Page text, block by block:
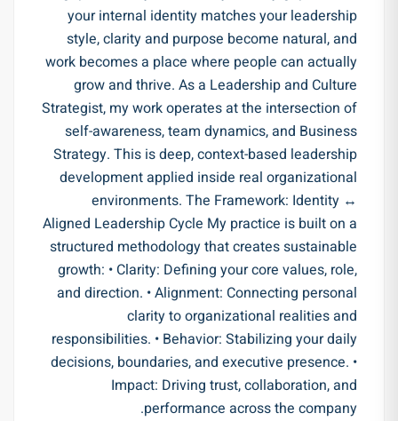
your internal identity matches your leadership
style, clarity and purpose become natural, and
work becomes a place where people can actually
grow and thrive. As a Leadership and Culture
Strategist, my work operates at the intersection of
self-awareness, team dynamics, and Business
Strategy. This is deep, context-based leadership
development applied inside real organizational
environments. The Framework: Identity ↔
Aligned Leadership Cycle My practice is built on a
structured methodology that creates sustainable
growth: • Clarity: Defining your core values, role,
and direction. • Alignment: Connecting personal
clarity to organizational realities and
responsibilities. • Behavior: Stabilizing your daily
decisions, boundaries, and executive presence. •
Impact: Driving trust, collaboration, and
performance across the company.